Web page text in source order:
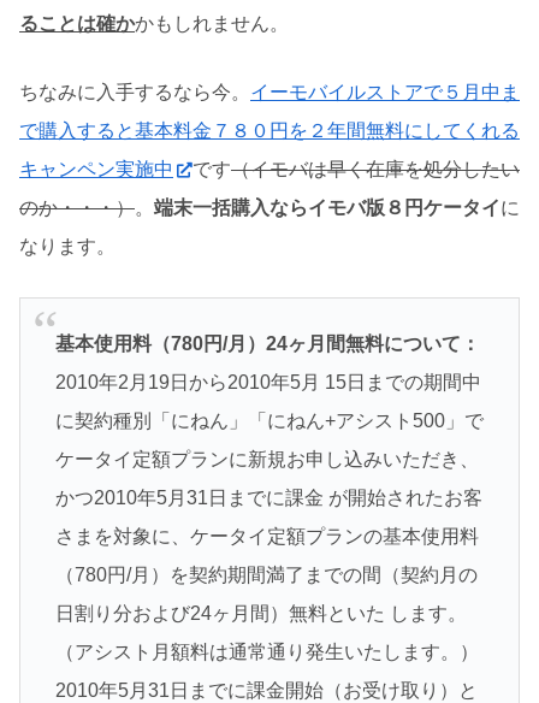
ることは確かかもしれません。
ちなみに入手するなら今。 イーモバイルストアで５月中ま
で購入すると基本料金７８０円を２年間無料にしてくれる
キャンペン実施中
です（イモバは早く在庫を処分したい
のか・・・）。 端末一括購入ならイモバ版８円ケータイに
なります。
基本使用料（780円/月）24ヶ月間無料について：
2010年2月19日から2010年5月 15日までの期間中
に契約種別「にねん」「にねん+アシスト500」で
ケータイ定額プランに新規お申し込みいただき、
かつ2010年5月31日までに課金 が開始されたお客
さまを対象に、ケータイ定額プランの基本使用料
（780円/月）を契約期間満了までの間（契約月の
日割り分および24ヶ月間）無料といた します。
（アシスト月額料は通常通り発生いたします。）
2010年5月31日までに課金開始（お受け取り）と